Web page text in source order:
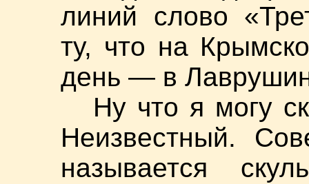
линий слово
ту, что на
день — в
Ну что я могу
Неизвестный.
называется